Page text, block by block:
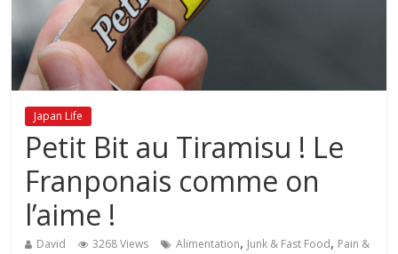
Japan Life
Petit Bit au Tiramisu ! Le
Franponais comme on
l’aime !
David 3268 Views Alimentation, Junk & Fast Food, Pain &